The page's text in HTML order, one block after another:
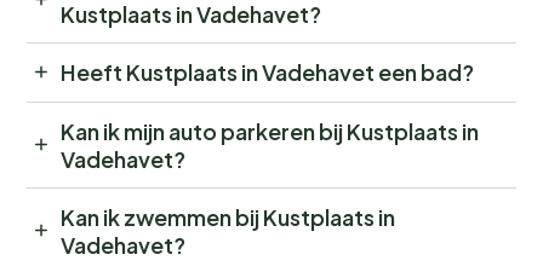
Kustplaats in Vadehavet?
Heeft Kustplaats in Vadehavet een bad?
Kan ik mijn auto parkeren bij Kustplaats in
Vadehavet?
Kan ik zwemmen bij Kustplaats in
Vadehavet?